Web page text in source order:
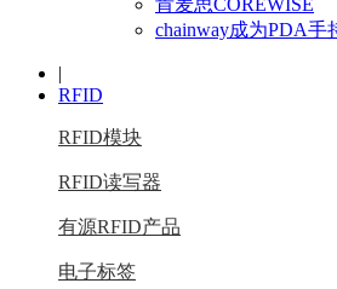
chainway成为PDA手
|
RFID
RFID模块
RFID读写器
有源RFID产品
电子标签